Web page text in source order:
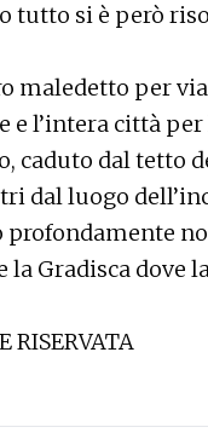
tutto si è però
maledetto per
e l’intera città
caduto dal tetto
dal luogo
profondamente
la Gradisca dove
RISERVATA